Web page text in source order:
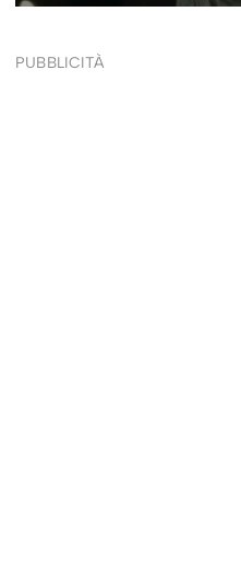
PUBBLICITÀ